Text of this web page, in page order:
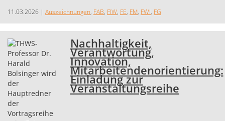
11.03.2026 | Auszeichnungen, FAB, FIW, FE, FM, FWI, FG
Nachhaltigkeit,
Verantwortung,
Innovation,
Mitarbeitendenorientierung:
Einladung zur
Veranstaltungsreihe